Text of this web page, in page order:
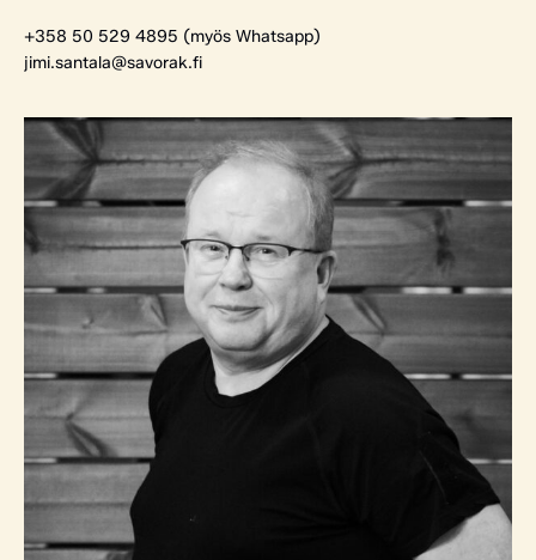
+358 50 529 4895 (myös Whatsapp)
jimi.santala@savorak.fi